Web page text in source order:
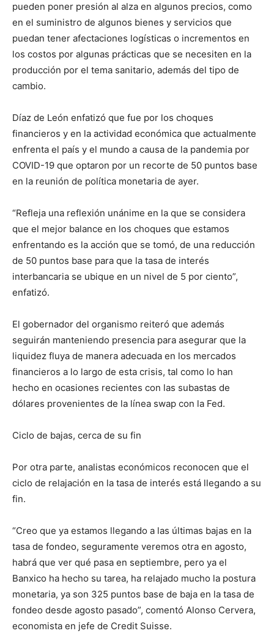
pueden poner presión al alza en algunos precios, como
en el suministro de algunos bienes y servicios que
puedan tener afectaciones logísticas o incrementos en
los costos por algunas prácticas que se necesiten en la
producción por el tema sanitario, además del tipo de
cambio.
Díaz de León enfatizó que fue por los choques
financieros y en la actividad económica que actualmente
enfrenta el país y el mundo a causa de la pandemia por
COVID-19 que optaron por un recorte de 50 puntos base
en la reunión de política monetaria de ayer.
“Refleja una reflexión unánime en la que se considera
que el mejor balance en los choques que estamos
enfrentando es la acción que se tomó, de una reducción
de 50 puntos base para que la tasa de interés
interbancaria se ubique en un nivel de 5 por ciento”,
enfatizó.
El gobernador del organismo reiteró que además
seguirán manteniendo presencia para asegurar que la
liquidez fluya de manera adecuada en los mercados
financieros a lo largo de esta crisis, tal como lo han
hecho en ocasiones recientes con las subastas de
dólares provenientes de la línea swap con la Fed.
Ciclo de bajas, cerca de su fin
Por otra parte, analistas económicos reconocen que el
ciclo de relajación en la tasa de interés está llegando a su
fin.
“Creo que ya estamos llegando a las últimas bajas en la
tasa de fondeo, seguramente veremos otra en agosto,
habrá que ver qué pasa en septiembre, pero ya el
Banxico ha hecho su tarea, ha relajado mucho la postura
monetaria, ya son 325 puntos base de baja en la tasa de
fondeo desde agosto pasado”, comentó Alonso Cervera,
economista en jefe de Credit Suisse.